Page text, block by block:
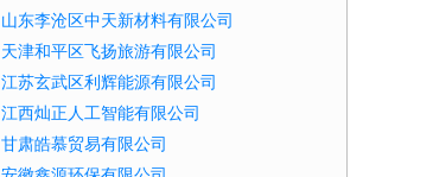
山东李沧区中天新材料有限公司
天津和平区飞扬旅游有限公司
江苏玄武区利辉能源有限公司
江西灿正人工智能有限公司
甘肃皓慕贸易有限公司